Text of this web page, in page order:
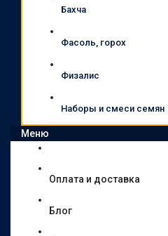
Бахча
Фасоль, горох
Физалис
Наборы и смеси семян
Меню
Оплата и доставка
Блог